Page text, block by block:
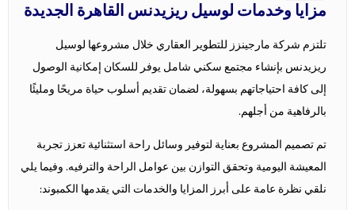
مزايا وخدمات لوسيل ريزيدنس القاهرة الجديدة
تلتزم شركة مارجينزز للتطوير العقاري خلال مشروعها لوسيل
ريزيدنس بإنشاء مجتمع سكني شامل يوفر للسكان إمكانية الوصول
إلى كافة احتياجاتهم بسهولة، لضمان تقديم أسلوب حياة مريحًا ومليئًا
بالرفاهية من أجلهم.
تم تصميم المشروع بعناية لتوفير وسائل راحة استثنائية تعزز تجربة
المعيشة اليومية وتحقق التوازن بين عوامل الراحة والترفيه. وفيما يلي
نلقي نظرة عامة على أبرز المزايا والخدمات التي يقدمها الكمبوند: